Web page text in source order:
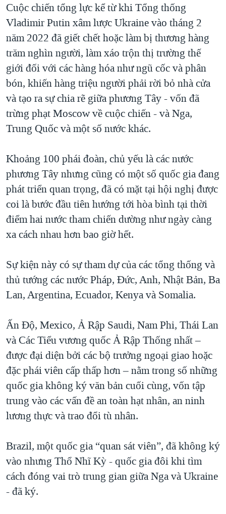
Cuộc chiến tổng lực kể từ khi Tổng thống
Vladimir Putin xâm lược Ukraine vào tháng 2
năm 2022 đã giết chết hoặc làm bị thương hàng
trăm nghìn người, làm xáo trộn thị trường thế
giới đối với các hàng hóa như ngũ cốc và phân
bón, khiến hàng triệu người phải rời bỏ nhà cửa
và tạo ra sự chia rẽ giữa phương Tây - vốn đã
trừng phạt Moscow về cuộc chiến - và Nga,
Trung Quốc và một số nước khác.
Khoảng 100 phái đoàn, chủ yếu là các nước
phương Tây nhưng cũng có một số quốc gia đang
phát triển quan trọng, đã có mặt tại hội nghị được
coi là bước đầu tiên hướng tới hòa bình tại thời
điểm hai nước tham chiến dường như ngày càng
xa cách nhau hơn bao giờ hết.
Sự kiện này có sự tham dự của các tổng thống và
thủ tướng các nước Pháp, Đức, Anh, Nhật Bản, Ba
Lan, Argentina, Ecuador, Kenya và Somalia.
Ấn Độ, Mexico, Ả Rập Saudi, Nam Phi, Thái Lan
và Các Tiểu vương quốc Ả Rập Thống nhất –
được đại diện bởi các bộ trưởng ngoại giao hoặc
đặc phái viên cấp thấp hơn – nằm trong số những
quốc gia không ký văn bản cuối cùng, vốn tập
trung vào các vấn đề an toàn hạt nhân, an ninh
lương thực và trao đổi tù nhân.
Brazil, một quốc gia “quan sát viên”, đã không ký
vào nhưng Thổ Nhĩ Kỳ - quốc gia đôi khi tìm
cách đóng vai trò trung gian giữa Nga và Ukraine
- đã ký.